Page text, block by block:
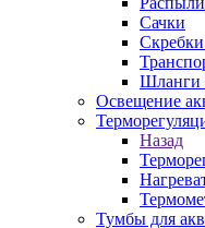
Сачки
Шланги
Освещение
Назад
Тумбы для